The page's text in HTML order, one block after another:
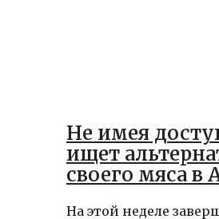
Не имея
ищет
своего мяса в
На этой неделе